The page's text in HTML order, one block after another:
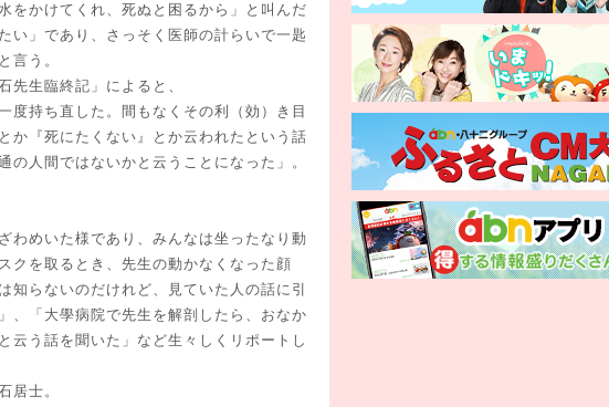
かけてくれ、死ぬと困るから」と叫んだ
い」であり、さっそく医師の計らいで一匙
言う。
生臨終記」によると、
度持ち直した。間もなくその利（効）き目
か『死にたくない』とか云われたという話
人間ではないかと云うことになった」。
わめいた様であり、みんなは坐ったなり動
クを取るとき、先生の動かなくなった顔
らないのだけれど、見ていた人の話に引
、「大學病院で先生を解剖したら、おなか
云う話を聞いた」など生々しくリポートし
居士。